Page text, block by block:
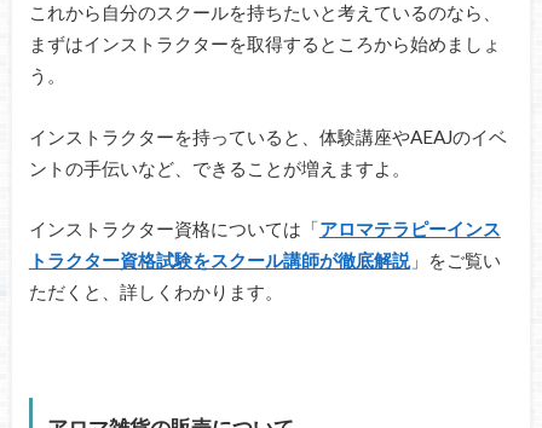
これから自分のスクールを持ちたいと考えているのなら、
まずはインストラクターを取得するところから始めましょ
う。
インストラクターを持っていると、体験講座やAEAJのイベ
ントの手伝いなど、できることが増えますよ。
インストラクター資格については「アロマテラピーインス
トラクター資格試験をスクール講師が徹底解説」をご覧い
ただくと、詳しくわかります。